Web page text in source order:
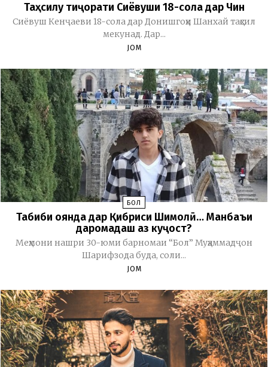
Таҳсилу тиҷорати Сиёвуши 18-сола дар Чин
Сиёвуш Кенҷаеви 18-сола дар Донишгоҳи Шанхай таҳсил
мекунад. Дар...
JOM
БОЛ
Табиби оянда дар Қибриси Шимолӣ… Манбаъи
даромадаш аз куҷост?
Меҳмони нашри 30-юми барномаи “Бол” Муҳаммадҷон
Шарифзода буда, соли...
JOM